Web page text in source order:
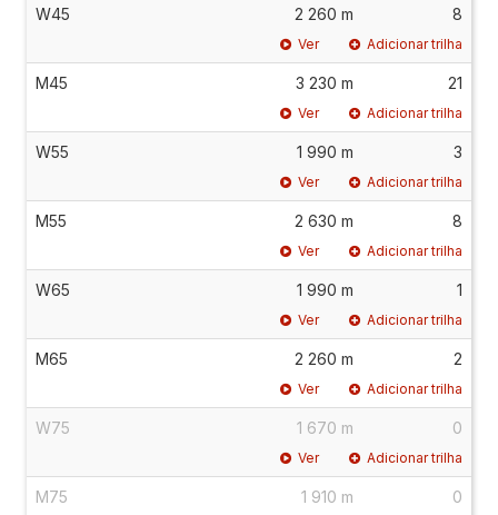
W45 2 260 m 8
Ver Adicionar trilha
M45 3 230 m 21
Ver Adicionar trilha
W55 1 990 m 3
Ver Adicionar trilha
M55 2 630 m 8
Ver Adicionar trilha
W65 1 990 m 1
Ver Adicionar trilha
M65 2 260 m 2
Ver Adicionar trilha
W75 1 670 m 0
Ver Adicionar trilha
M75 1 910 m 0